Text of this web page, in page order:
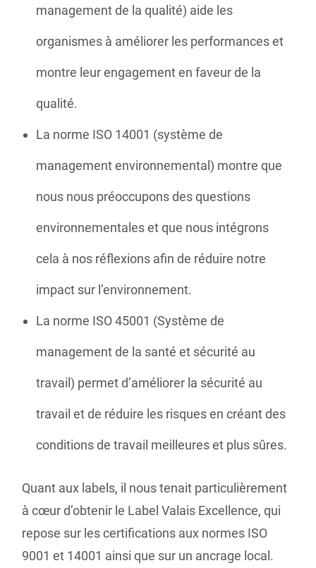
management de la qualité) aide les
organismes à améliorer les performances et
montre leur engagement en faveur de la
qualité.
La norme ISO 14001 (système de
management environnemental) montre que
nous nous préoccupons des questions
environnementales et que nous intégrons
cela à nos réflexions afin de réduire notre
impact sur l’environnement.
La norme ISO 45001 (Système de
management de la santé et sécurité au
travail) permet d’améliorer la sécurité au
travail et de réduire les risques en créant des
conditions de travail meilleures et plus sûres.
Quant aux labels, il nous tenait particulièrement
à cœur d’obtenir le Label Valais Excellence, qui
repose sur les certifications aux normes ISO
9001 et 14001 ainsi que sur un ancrage local.